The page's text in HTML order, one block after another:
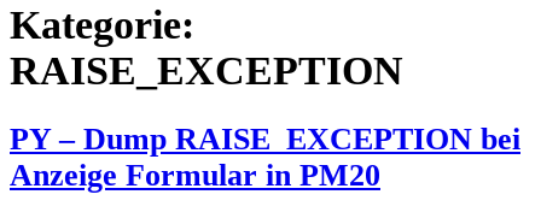
Kategorie:
RAISE_EXCEPTION
PY – Dump RAISE_EXCEPTION bei
Anzeige Formular in PM20